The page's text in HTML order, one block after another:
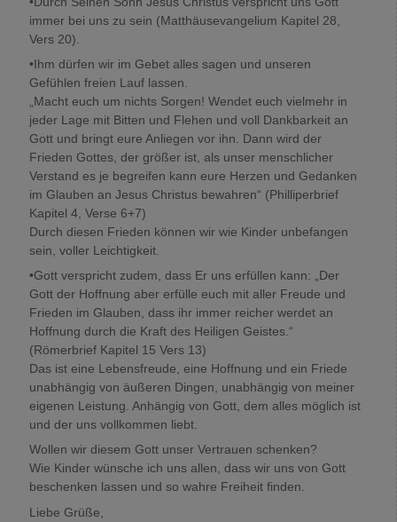
immer bei uns zu sein (Matthäusevangelium Kapitel 28,
Vers 20).
•Ihm dürfen wir im Gebet alles sagen und unseren
Gefühlen freien Lauf lassen.
„Macht euch um nichts Sorgen! Wendet euch vielmehr in
jeder Lage mit Bitten und Flehen und voll Dankbarkeit an
Gott und bringt eure Anliegen vor ihn. Dann wird der
Frieden Gottes, der größer ist, als unser menschlicher
Verstand es je begreifen kann eure Herzen und Gedanken
im Glauben an Jesus Christus bewahren“ (Philliperbrief
Kapitel 4, Verse 6+7)
Durch diesen Frieden können wir wie Kinder unbefangen
sein, voller Leichtigkeit.
•Gott verspricht zudem, dass Er uns erfüllen kann: „Der
Gott der Hoffnung aber erfülle euch mit aller Freude und
Frieden im Glauben, dass ihr immer reicher werdet an
Hoffnung durch die Kraft des Heiligen Geistes.“
(Römerbrief Kapitel 15 Vers 13)
Das ist eine Lebensfreude, eine Hoffnung und ein Friede
unabhängig von äußeren Dingen, unabhängig von meiner
eigenen Leistung. Anhängig von Gott, dem alles möglich ist
und der uns vollkommen liebt.
Wollen wir diesem Gott unser Vertrauen schenken?
Wie Kinder wünsche ich uns allen, dass wir uns von Gott
beschenken lassen und so wahre Freiheit finden.
Liebe Grüße,